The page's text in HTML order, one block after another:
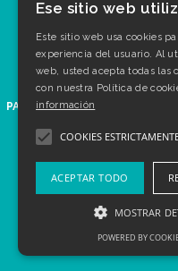
PATOLOGÍAS
Ese sitio web
Este sitio web usa cookies
experiencia del usuario. Al
web, usted acepta todas las
con nuestra Política de
información
COOKIES
ACEPTAR TODO
MOSTRAR
POWERED BY